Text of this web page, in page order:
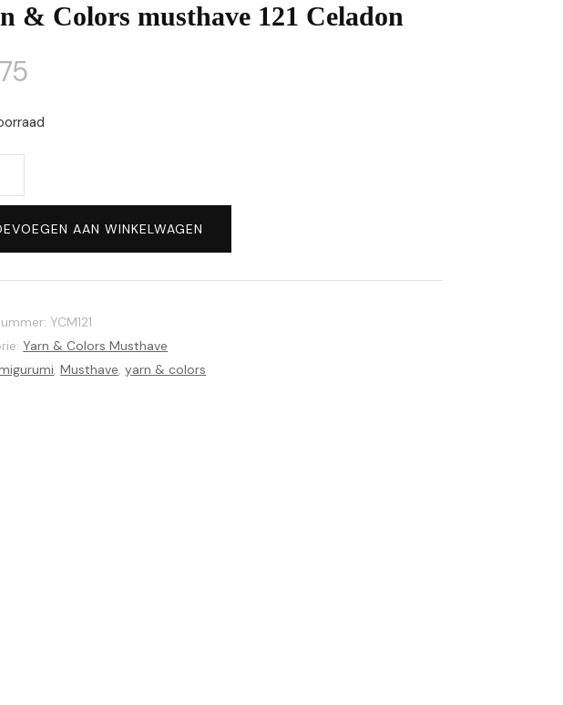
& Colors musthave 121 Celadon
AAN WINKELWAGEN
YCM121
Yarn & Colors Musthave
,Musthave,yarn & colors